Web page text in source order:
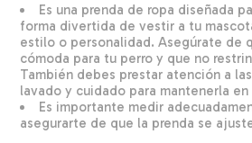
Es una prenda de ropa diseñada
forma divertida de vestir a tu
estilo o personalidad. Asegúrate de
cómoda para tu perro y que no
También debes prestar atención a
lavado y cuidado para mantenerla
Es importante medir
asegurarte de que la prenda se